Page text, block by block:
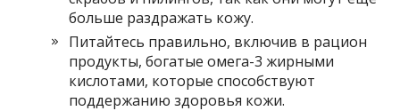
больше раздражать кожу.
Питайтесь правильно, включив в рацион
продукты, богатые омега-3 жирными
кислотами, которые способствуют
поддержанию здоровья кожи.